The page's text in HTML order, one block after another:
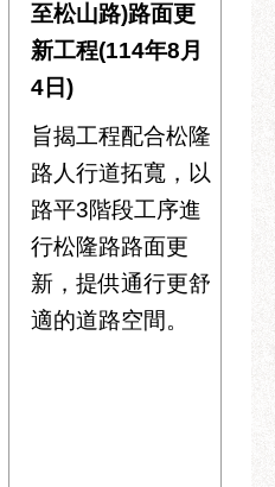
至松山路)路面更
新工程(114年8月
4日)
旨揭工程配合松隆
路人行道拓寬，以
路平3階段工序進
行松隆路路面更
新，提供通行更舒
適的道路空間。